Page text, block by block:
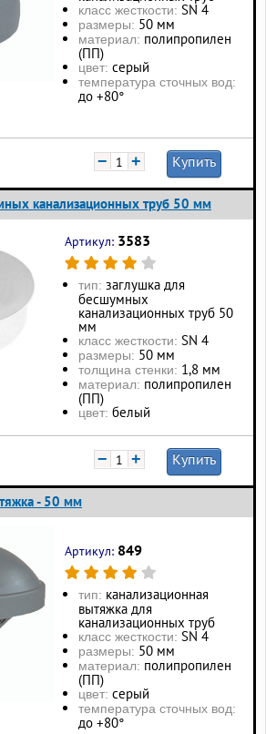
класс жесткости: SN 4
размеры: 50 мм
материал: полипропилен
(ПП)
цвет: серый
температура сточных вод:
до +80°
− + Купить
канализационных труб 50 мм
Артикул: 3583
тип: заглушка для
бесшумных
канализационных труб 50
мм
класс жесткости: SN 4
размеры: 50 мм
толщина стенки: 1,8 мм
материал: полипропилен
(ПП)
цвет: белый
− + Купить
- 50 мм
Артикул: 849
тип: канализационная
вытяжка для
канализационных труб
класс жесткости: SN 4
размеры: 50 мм
материал: полипропилен
(ПП)
цвет: серый
температура сточных вод:
до +80°